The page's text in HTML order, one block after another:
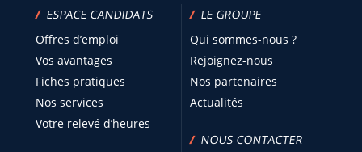
/ ESPACE CANDIDATS
Offres d’emploi
Vos avantages
Fiches pratiques
Nos services
Votre relevé d’heures
/ LE GROUPE
Qui sommes-nous ?
Rejoignez-nous
Nos partenaires
Actualités
/NOUS CONTACTER